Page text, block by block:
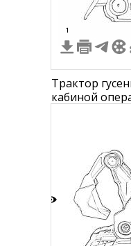
1
Трактор
кабиной